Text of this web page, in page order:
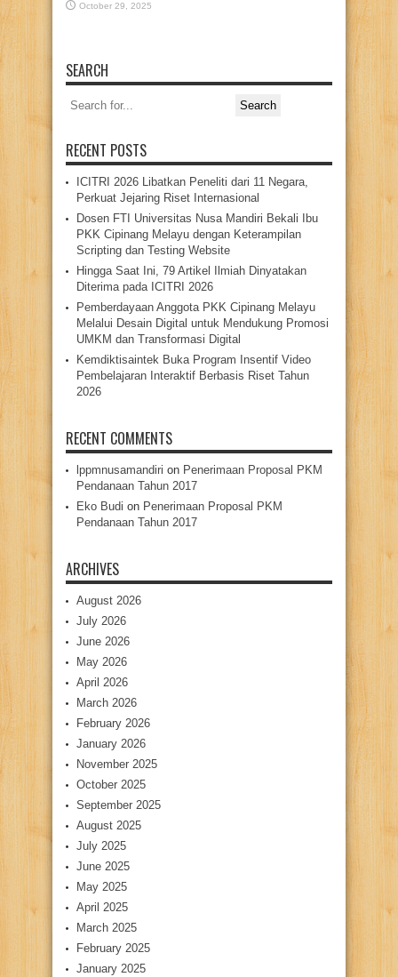
October 29, 2025
SEARCH
Search
for:
RECENT POSTS
ICITRI 2026 Libatkan Peneliti dari 11 Negara,
Perkuat Jejaring Riset Internasional
Dosen FTI Universitas Nusa Mandiri Bekali Ibu
PKK Cipinang Melayu dengan Keterampilan
Scripting dan Testing Website
Hingga Saat Ini, 79 Artikel Ilmiah Dinyatakan
Diterima pada ICITRI 2026
Pemberdayaan Anggota PKK Cipinang Melayu
Melalui Desain Digital untuk Mendukung Promosi
UMKM dan Transformasi Digital
Kemdiktisaintek Buka Program Insentif Video
Pembelajaran Interaktif Berbasis Riset Tahun
2026
RECENT COMMENTS
lppmnusamandiri on Penerimaan Proposal PKM
Pendanaan Tahun 2017
Eko Budi on Penerimaan Proposal PKM
Pendanaan Tahun 2017
ARCHIVES
August 2026
July 2026
June 2026
May 2026
April 2026
March 2026
February 2026
January 2026
November 2025
October 2025
September 2025
August 2025
July 2025
June 2025
May 2025
April 2025
March 2025
February 2025
January 2025